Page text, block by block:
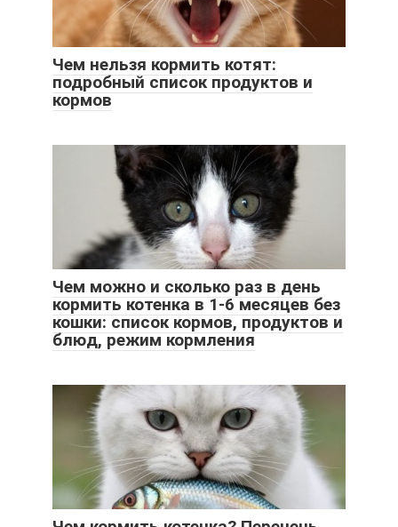
Чем нельзя кормить котят:
подробный список продуктов и
кормов
Чем можно и сколько раз в день
кормить котенка в 1-6 месяцев без
кошки: список кормов, продуктов и
блюд, режим кормления